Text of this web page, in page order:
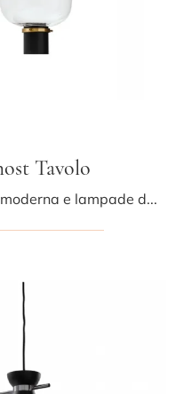
Tavolo
Illuminazione moderna e lampade da tavolo: ottieni informazioni sulla lampada Ghost Tavolo in vetro che ti presentiamo.